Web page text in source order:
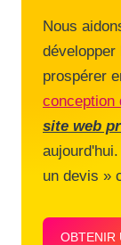
Nous
prospérer
conception
site web
un devis »
OBTENIR